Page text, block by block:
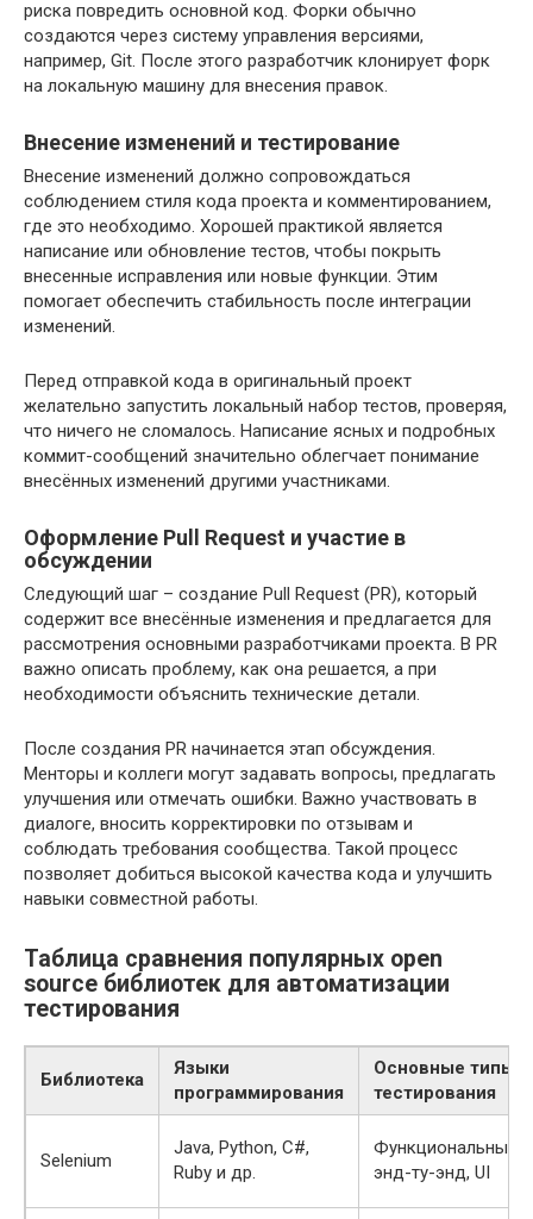
риска повредить основной код. Форки обычно
создаются через систему управления версиями,
например, Git. После этого разработчик клонирует форк
на локальную машину для внесения правок.
Внесение изменений и тестирование
Внесение изменений должно сопровождаться
соблюдением стиля кода проекта и комментированием,
где это необходимо. Хорошей практикой является
написание или обновление тестов, чтобы покрыть
внесенные исправления или новые функции. Этим
помогает обеспечить стабильность после интеграции
изменений.
Перед отправкой кода в оригинальный проект
желательно запустить локальный набор тестов, проверяя,
что ничего не сломалось. Написание ясных и подробных
коммит-сообщений значительно облегчает понимание
внесённых изменений другими участниками.
Оформление Pull Request и участие в
обсуждении
Следующий шаг – создание Pull Request (PR), который
содержит все внесённые изменения и предлагается для
рассмотрения основными разработчиками проекта. В PR
важно описать проблему, как она решается, а при
необходимости объяснить технические детали.
После создания PR начинается этап обсуждения.
Менторы и коллеги могут задавать вопросы, предлагать
улучшения или отмечать ошибки. Важно участвовать в
диалоге, вносить корректировки по отзывам и
соблюдать требования сообщества. Такой процесс
позволяет добиться высокой качества кода и улучшить
навыки совместной работы.
Таблица сравнения популярных open
source библиотек для автоматизации
тестирования
Библиотека
Языки
программирования
Основные типы
тестирования
Selenium
Java, Python, C#,
Ruby и др.
Функциональные,
энд-ту-энд, UI